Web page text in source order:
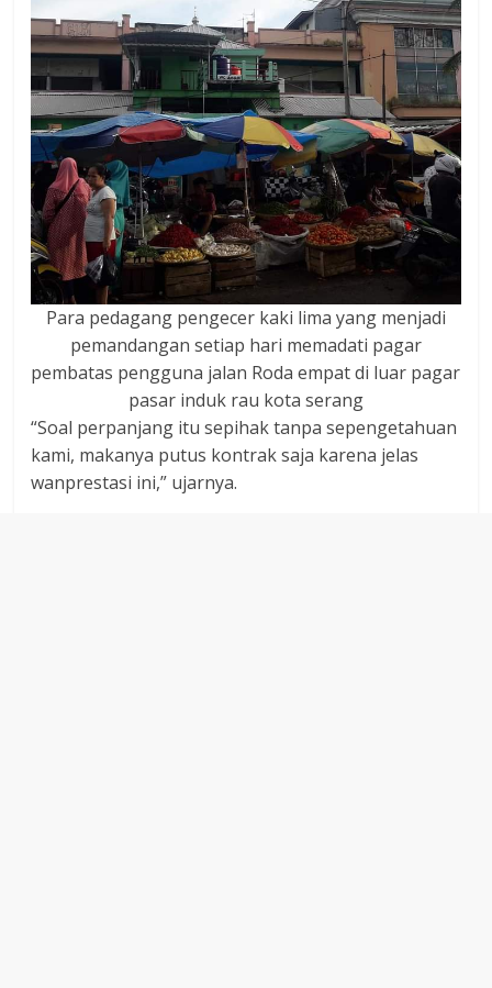
Para pedagang pengecer kaki lima yang menjadi
pemandangan setiap hari memadati pagar
pembatas pengguna jalan Roda empat di luar pagar
pasar induk rau kota serang
“Soal perpanjang itu sepihak tanpa sepengetahuan
kami, makanya putus kontrak saja karena jelas
wanprestasi ini,” ujarnya.